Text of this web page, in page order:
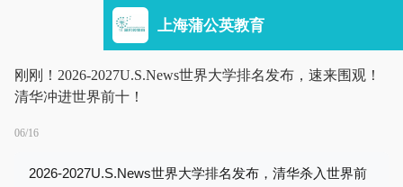
上海蒲公英教育
刚刚！2026-2027U.S.News世界大学排名发布，速来围观！
清华冲进世界前十！
06/16
2026-2027U.S.News世界大学排名发布，清华杀入世界前